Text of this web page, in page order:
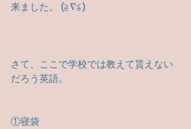
来ました。 (≧∇≦)
さて、ここで学校では教えて貰えない
だろう英語。
①寝袋